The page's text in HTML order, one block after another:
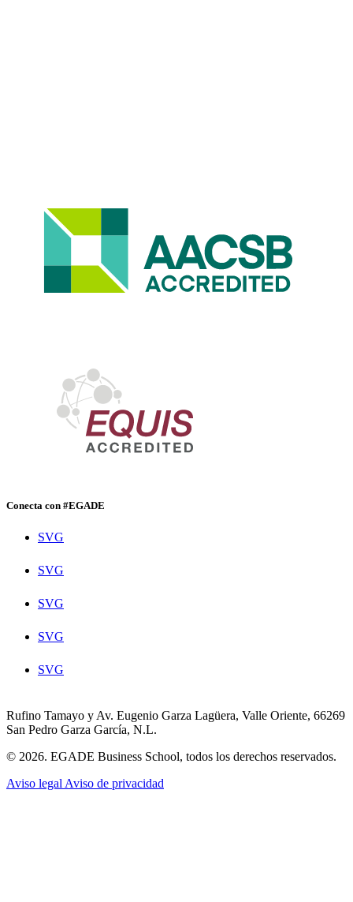
Conecta con #EGADE
SVG
SVG
SVG
SVG
SVG
Rufino Tamayo y Av. Eugenio Garza Lagüera, Valle Oriente, 66269
San Pedro Garza García, N.L.
© 2026. EGADE Business School, todos los derechos reservados.
Aviso legal Aviso de privacidad